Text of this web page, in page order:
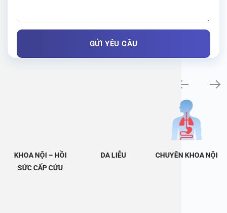
KHOA NỘI – HỒI
SỨC CẤP CỨU
DA LIỄU CHUYÊN KHOA NỘI